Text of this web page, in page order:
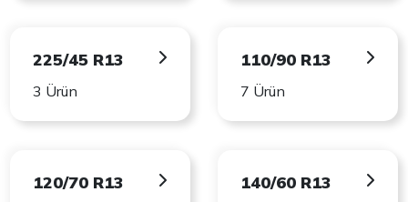
225/45 R13
3 Ürün
110/90 R13
7 Ürün
120/70 R13 140/60 R13